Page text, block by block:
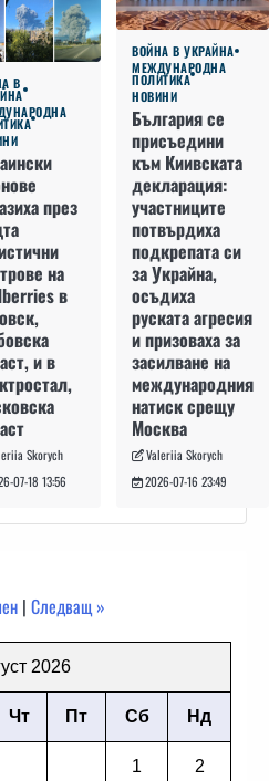
В
през
на
в
и в
Skorych
07-18 13:56
ВОЙНА В УКРАЙНА
МЕЖДУНАРОДНА
ПОЛИТИКА
НОВИНИ
България се
присъедини
към Киивската
декларация:
участниците
потвърдиха
подкрепата си
за Украйна,
осъдиха
руската агресия
и призоваха за
засилване на
международния
натиск срещу
Москва
Valeriia Skorych
2026-07-16 23:49
| Следващ »
2026
Чт Пт Сб Нд
1 2